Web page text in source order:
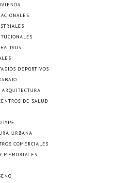
DEPORTIVOS
ARQUITECTURA
DE SALUD
URBANA
COMERCIALES
MEMORIALES